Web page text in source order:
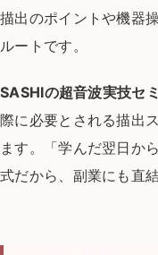
描出のポイントや機器
ルートです。
SASHIの超音波実技セ
際に必要とされる描出
ます。
「学んだ翌日か
式だから、 副業にも直